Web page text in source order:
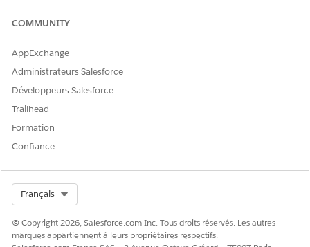
COMMUNITY
AppExchange
Administrateurs Salesforce
Développeurs Salesforce
Trailhead
Formation
Confiance
Français
© Copyright 2026, Salesforce.com Inc. Tous droits réservés. Les autres
marques appartiennent à leurs propriétaires respectifs.